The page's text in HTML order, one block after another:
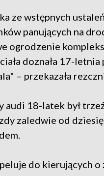
ze wstępnych
panujących na
ogrodzenie
doznała 17-
– przekazała
audi 18-latek był
zaledwie od
do kierujących o